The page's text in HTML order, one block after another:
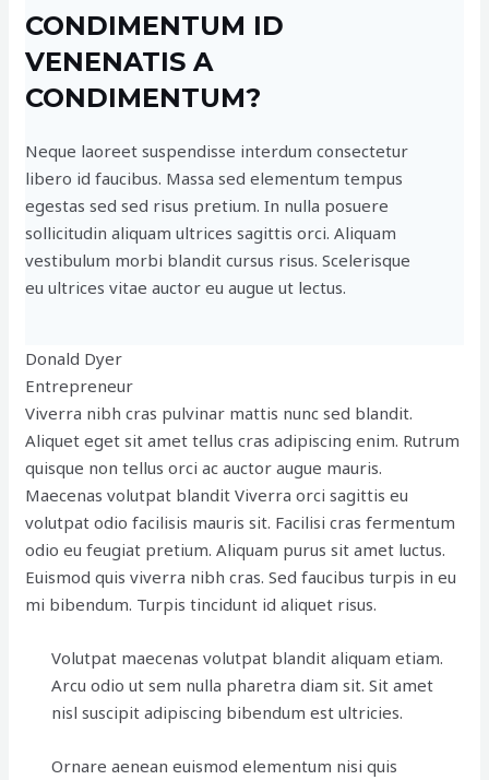
CONDIMENTUM ID
VENENATIS A
CONDIMENTUM?
Neque laoreet suspendisse interdum consectetur
libero id faucibus. Massa sed elementum tempus
egestas sed sed risus pretium. In nulla posuere
sollicitudin aliquam ultrices sagittis orci. Aliquam
vestibulum morbi blandit cursus risus. Scelerisque
eu ultrices vitae auctor eu augue ut lectus.
Donald Dyer
Entrepreneur
Viverra nibh cras pulvinar mattis nunc sed blandit.
Aliquet eget sit amet tellus cras adipiscing enim. Rutrum
quisque non tellus orci ac auctor augue mauris.
Maecenas volutpat blandit Viverra orci sagittis eu
volutpat odio facilisis mauris sit. Facilisi cras fermentum
odio eu feugiat pretium. Aliquam purus sit amet luctus.
Euismod quis viverra nibh cras. Sed faucibus turpis in eu
mi bibendum. Turpis tincidunt id aliquet risus.
Volutpat maecenas volutpat blandit aliquam etiam.
Arcu odio ut sem nulla pharetra diam sit. Sit amet
nisl suscipit adipiscing bibendum est ultricies.
Ornare aenean euismod elementum nisi quis